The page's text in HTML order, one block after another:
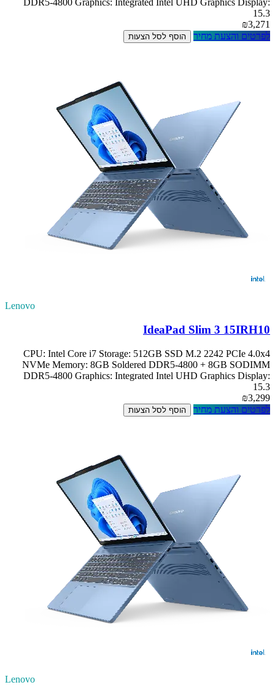
DDR5-4800 Graphics: Integrated Intel UHD Graphics Display:
15.3
₪3,271
לפרטים והצעת מחיר
הוסף לסל הצעות
Lenovo
IdeaPad Slim 3 15IRH10
CPU: Intel Core i7 Storage: 512GB SSD M.2 2242 PCIe 4.0x4
NVMe Memory: 8GB Soldered DDR5-4800 + 8GB SODIMM
DDR5-4800 Graphics: Integrated Intel UHD Graphics Display:
15.3
₪3,299
לפרטים והצעת מחיר
הוסף לסל הצעות
Lenovo